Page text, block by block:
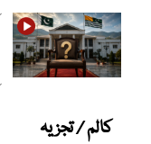
کالم / تجزیہ